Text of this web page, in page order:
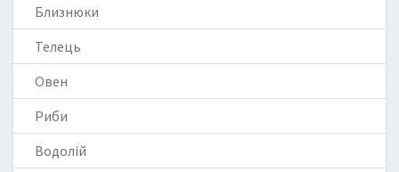
Близнюки
Телець
Овен
Риби
Водолій